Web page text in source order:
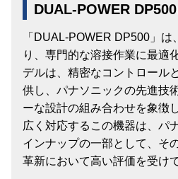
DUAL-POWER
「DUAL-POWER DP500」
り、専門的な溶接作業に最適
デルは、精密なコントロール
供し、パナソニックの先進技
ーな設計の組み合わせを象徴
広く対応するこの機器は、パ
インナップの一部として、そ
革新において高い評価を受け